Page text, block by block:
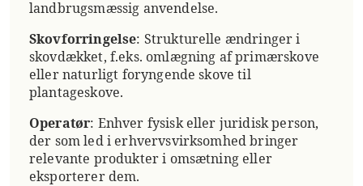
landbrugsmæssig anvendelse.
Skovforringelse: Strukturelle ændringer i
skovdækket, f.eks. omlægning af primærskove
eller naturligt foryngende skove til
plantageskove.
Operatør: Enhver fysisk eller juridisk person,
der som led i erhvervsvirksomhed bringer
relevante produkter i omsætning eller
eksporterer dem.